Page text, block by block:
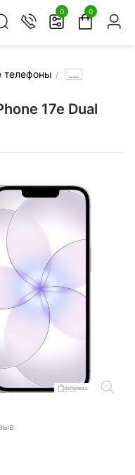
0 0
телефоны .....
17e Dual